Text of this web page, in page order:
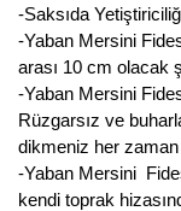
-Saksıda
-Yaban Mersini
arası 10 cm olacak
-Yaban Mersini
Rüzgarsız ve
dikmeniz her zaman
-Yaban Mersini
kendi toprak
Melez Meyveler
Murt Fidanı
Muşmula Fidanı
Muz Fidanı